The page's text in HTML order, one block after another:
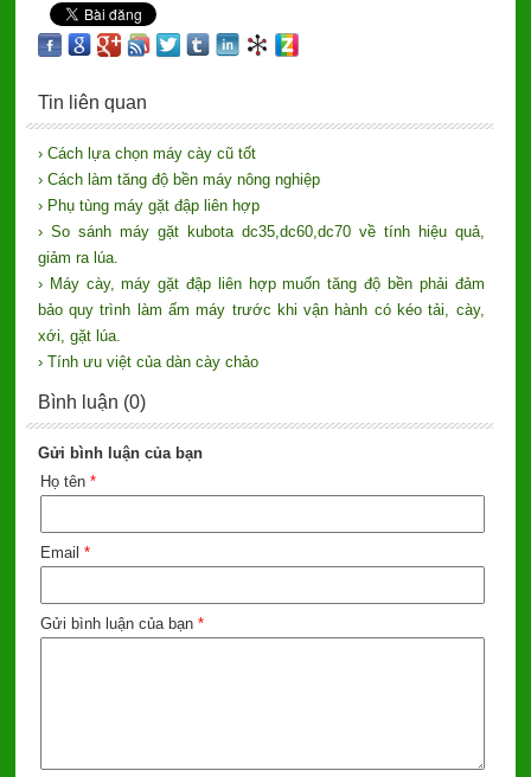
Tin liên quan
› Cách lựa chọn máy cày cũ tốt
› Cách làm tăng độ bền máy nông nghiệp
› Phụ tùng máy gặt đập liên hợp
› So sánh máy gặt kubota dc35,dc60,dc70 về tính hiệu quả,
giảm ra lúa.
› Máy cày, máy gặt đập liên hợp muốn tăng độ bền phải đảm
bảo quy trình làm ấm máy trước khi vận hành có kéo tải, cày,
xới, gặt lúa.
› Tính ưu việt của dàn cày chảo
Bình luận (0)
Gửi bình luận của bạn
Họ tên *
Email *
Gửi bình luận của bạn *